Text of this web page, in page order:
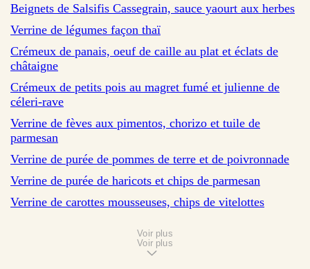
Beignets de Salsifis Cassegrain, sauce yaourt aux herbes
sur 21 avis
Verrine de légumes façon thaï
sur 40 avis
Crémeux de panais, oeuf de caille au plat et éclats de
châtaigne
sur 29 avis
Crémeux de petits pois au magret fumé et julienne de
céleri-rave
sur 64 avis
Verrine de fèves aux pimentos, chorizo et tuile de
parmesan
sur 138 avis
Verrine de purée de pommes de terre et de poivronnade
sur 30 avis
Verrine de purée de haricots et chips de parmesan
Verrine de carottes mousseuses, chips de vitelottes
Voir plus
Voir plus